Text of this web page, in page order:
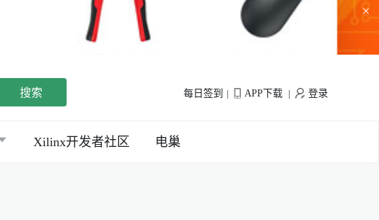
×
搜索 每日签到 APP下载 登录
Xilinx开发者社区 电巢